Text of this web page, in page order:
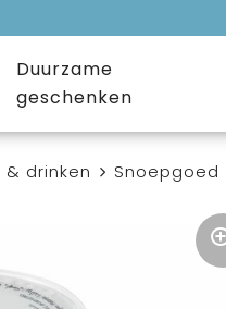
Duurzame
geschenken
& drinken Snoepgoed